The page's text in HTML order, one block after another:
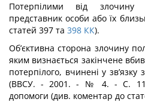
Потерпілими від злочину
представник особи або їх
статей 397 та 398 КК).
Об’єктивна сторона злочину
яким визнається закінчене
потерпілого, вчинені у
(ВВСУ. - 2001. - № 4. - С. 11)
допомоги (див. коментар до